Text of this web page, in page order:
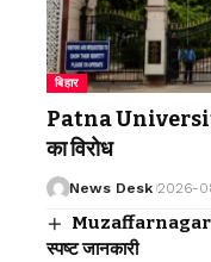
बिहार
Patna University
का विरोध
News Desk 2026-
Muzaffarnagar
स्पष्ट जानकारी